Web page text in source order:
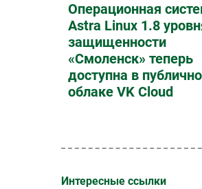
Операционная
Astra Linux 1.8
защищенности
«Смоленск» теперь
доступна в
облаке VK Cloud
Интересные ссылки